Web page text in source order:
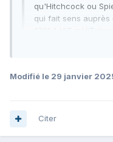
qu'Hitchcock ou
qui fait sens
Citation
Modifié le 29 janvier
Citer